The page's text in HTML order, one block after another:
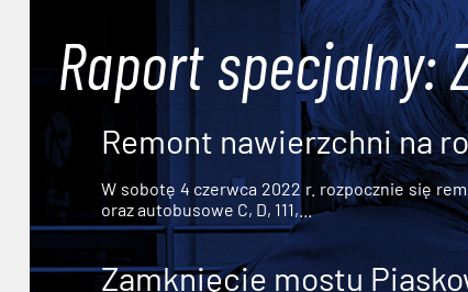
Raport specjalny:
Remont nawierzchni na
W sobotę 4 czerwca 2022 r. rozpocznie się
oraz autobusowe C, D, 111,...
Zamknięcie mostu